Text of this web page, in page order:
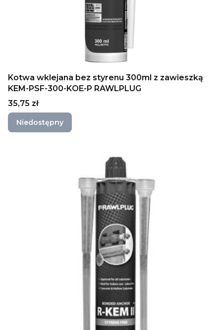
Kotwa wklejana bez styrenu 300ml z zawieszką
KEM-PSF-300-KOE-P RAWLPLUG
Cena
35,75 zł
Niedostępny